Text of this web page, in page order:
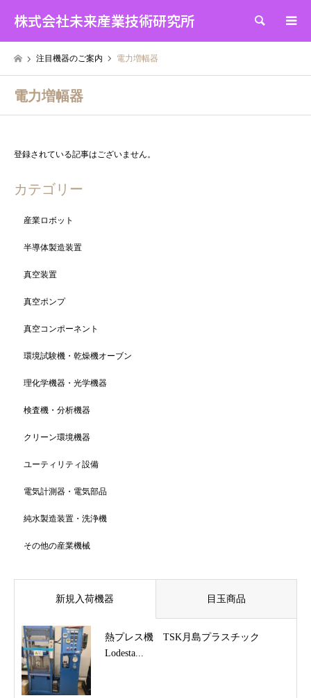
株式会社未来産業技術研究所 検索
注目機器のご案内 電力増幅器
電力増幅器
登録されている記事はございません。
カテゴリー
産業ロボット
半導体製造装置
真空装置
真空ポンプ
真空コンポーネント
環境試験機・乾燥機オーブン
理化学機器・光学機器
検査機・分析機器
クリーン環境機器
ユーティリティ設備
電気計測器・電気部品
純水製造装置・洗浄機
その他の産業機械
新規入荷機器 目玉商品
熱プレス機 TSK月島プラスチック
Lodesta...